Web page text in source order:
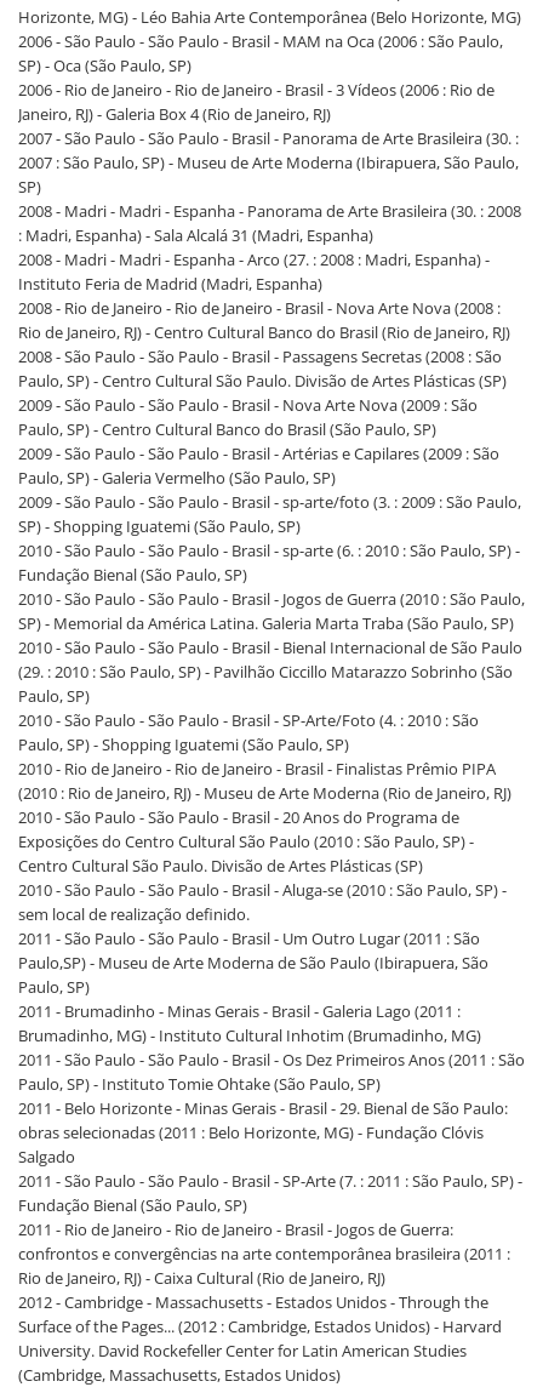
Horizonte, MG) - Léo Bahia Arte Contemporânea (Belo Horizonte, MG)
2006 - São Paulo - São Paulo - Brasil - MAM na Oca (2006 : São Paulo,
SP) - Oca (São Paulo, SP)
2006 - Rio de Janeiro - Rio de Janeiro - Brasil - 3 Vídeos (2006 : Rio de
Janeiro, RJ) - Galeria Box 4 (Rio de Janeiro, RJ)
2007 - São Paulo - São Paulo - Brasil - Panorama de Arte Brasileira (30. :
2007 : São Paulo, SP) - Museu de Arte Moderna (Ibirapuera, São Paulo,
SP)
2008 - Madri - Madri - Espanha - Panorama de Arte Brasileira (30. : 2008
: Madri, Espanha) - Sala Alcalá 31 (Madri, Espanha)
2008 - Madri - Madri - Espanha - Arco (27. : 2008 : Madri, Espanha) -
Instituto Feria de Madrid (Madri, Espanha)
2008 - Rio de Janeiro - Rio de Janeiro - Brasil - Nova Arte Nova (2008 :
Rio de Janeiro, RJ) - Centro Cultural Banco do Brasil (Rio de Janeiro, RJ)
2008 - São Paulo - São Paulo - Brasil - Passagens Secretas (2008 : São
Paulo, SP) - Centro Cultural São Paulo. Divisão de Artes Plásticas (SP)
2009 - São Paulo - São Paulo - Brasil - Nova Arte Nova (2009 : São
Paulo, SP) - Centro Cultural Banco do Brasil (São Paulo, SP)
2009 - São Paulo - São Paulo - Brasil - Artérias e Capilares (2009 : São
Paulo, SP) - Galeria Vermelho (São Paulo, SP)
2009 - São Paulo - São Paulo - Brasil - sp-arte/foto (3. : 2009 : São Paulo,
SP) - Shopping Iguatemi (São Paulo, SP)
2010 - São Paulo - São Paulo - Brasil - sp-arte (6. : 2010 : São Paulo, SP) -
Fundação Bienal (São Paulo, SP)
2010 - São Paulo - São Paulo - Brasil - Jogos de Guerra (2010 : São Paulo,
SP) - Memorial da América Latina. Galeria Marta Traba (São Paulo, SP)
2010 - São Paulo - São Paulo - Brasil - Bienal Internacional de São Paulo
(29. : 2010 : São Paulo, SP) - Pavilhão Ciccillo Matarazzo Sobrinho (São
Paulo, SP)
2010 - São Paulo - São Paulo - Brasil - SP-Arte/Foto (4. : 2010 : São
Paulo, SP) - Shopping Iguatemi (São Paulo, SP)
2010 - Rio de Janeiro - Rio de Janeiro - Brasil - Finalistas Prêmio PIPA
(2010 : Rio de Janeiro, RJ) - Museu de Arte Moderna (Rio de Janeiro, RJ)
2010 - São Paulo - São Paulo - Brasil - 20 Anos do Programa de
Exposições do Centro Cultural São Paulo (2010 : São Paulo, SP) -
Centro Cultural São Paulo. Divisão de Artes Plásticas (SP)
2010 - São Paulo - São Paulo - Brasil - Aluga-se (2010 : São Paulo, SP) -
sem local de realização definido.
2011 - São Paulo - São Paulo - Brasil - Um Outro Lugar (2011 : São
Paulo,SP) - Museu de Arte Moderna de São Paulo (Ibirapuera, São
Paulo, SP)
2011 - Brumadinho - Minas Gerais - Brasil - Galeria Lago (2011 :
Brumadinho, MG) - Instituto Cultural Inhotim (Brumadinho, MG)
2011 - São Paulo - São Paulo - Brasil - Os Dez Primeiros Anos (2011 : São
Paulo, SP) - Instituto Tomie Ohtake (São Paulo, SP)
2011 - Belo Horizonte - Minas Gerais - Brasil - 29. Bienal de São Paulo:
obras selecionadas (2011 : Belo Horizonte, MG) - Fundação Clóvis
Salgado
2011 - São Paulo - São Paulo - Brasil - SP-Arte (7. : 2011 : São Paulo, SP) -
Fundação Bienal (São Paulo, SP)
2011 - Rio de Janeiro - Rio de Janeiro - Brasil - Jogos de Guerra:
confrontos e convergências na arte contemporânea brasileira (2011 :
Rio de Janeiro, RJ) - Caixa Cultural (Rio de Janeiro, RJ)
2012 - Cambridge - Massachusetts - Estados Unidos - Through the
Surface of the Pages... (2012 : Cambridge, Estados Unidos) - Harvard
University. David Rockefeller Center for Latin American Studies
(Cambridge, Massachusetts, Estados Unidos)